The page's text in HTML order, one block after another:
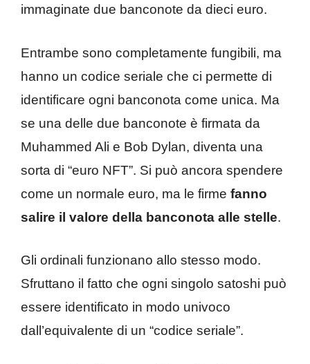
immaginate due banconote da dieci euro.
Entrambe sono completamente fungibili, ma
hanno un codice seriale che ci permette di
identificare ogni banconota come unica. Ma
se una delle due banconote è firmata da
Muhammed Ali e Bob Dylan, diventa una
sorta di “euro NFT”. Si può ancora spendere
come un normale euro, ma le firme fanno
salire il valore della banconota alle stelle.
Gli ordinali funzionano allo stesso modo.
Sfruttano il fatto che ogni singolo satoshi può
essere identificato in modo univoco
dall’equivalente di un “codice seriale”.